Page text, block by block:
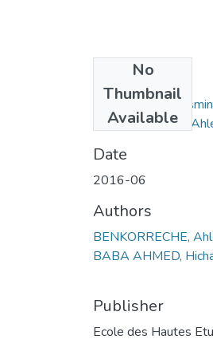
No
Thumbnail
Available
BENDOUMIA
BENKORRECHE
Date
2016-06
Authors
BENKORRECHE,
BABA AHMED,
Publisher
Ecole des Hautes